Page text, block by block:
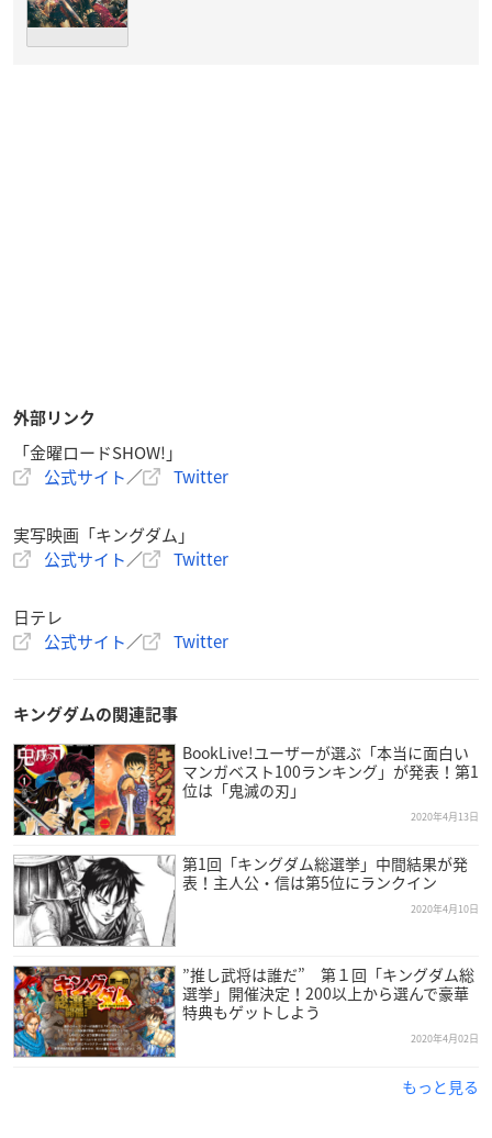
外部リンク
「金曜ロードSHOW!」
公式サイト／ Twitter
実写映画「キングダム」
公式サイト／ Twitter
日テレ
公式サイト／ Twitter
キングダムの関連記事
BookLive!ユーザーが選ぶ「本当に面白い
マンガベスト100ランキング」が発表！第1
位は「鬼滅の刃」
2020年4月13日
第1回「キングダム総選挙」中間結果が発
表！主人公・信は第5位にランクイン
2020年4月10日
”推し武将は誰だ” 第１回「キングダム総
選挙」開催決定！200以上から選んで豪華
特典もゲットしよう
2020年4月02日
もっと見る